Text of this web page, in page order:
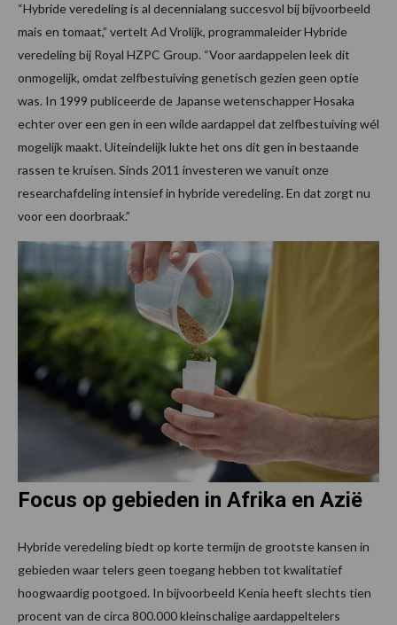
“Hybride veredeling is al decennialang succesvol bij bijvoorbeeld
mais en tomaat,” vertelt Ad Vrolijk, programmaleider Hybride
veredeling bij Royal HZPC Group. “Voor aardappelen leek dit
onmogelijk, omdat zelfbestuiving genetisch gezien geen optie
was. In 1999 publiceerde de Japanse wetenschapper Hosaka
echter over een gen in een wilde aardappel dat zelfbestuiving wél
mogelijk maakt. Uiteindelijk lukte het ons dit gen in bestaande
rassen te kruisen. Sinds 2011 investeren we vanuit onze
researchafdeling intensief in hybride veredeling. En dat zorgt nu
voor een doorbraak.”
Focus op gebieden in Afrika en Azië
Hybride veredeling biedt op korte termijn de grootste kansen in
gebieden waar telers geen toegang hebben tot kwalitatief
hoogwaardig pootgoed. In bijvoorbeeld Kenia heeft slechts tien
procent van de circa 800.000 kleinschalige aardappeltelers